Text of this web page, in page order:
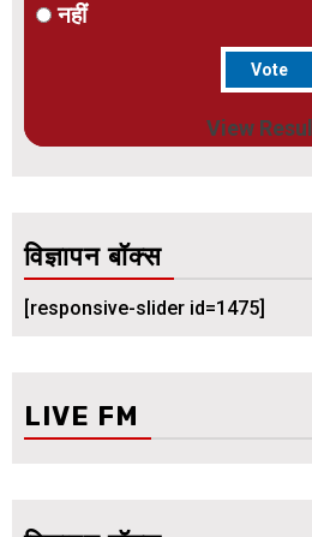
नहीं
View
विज्ञापन बॉक्स
[responsive-slider id=1475]
LIVE FM